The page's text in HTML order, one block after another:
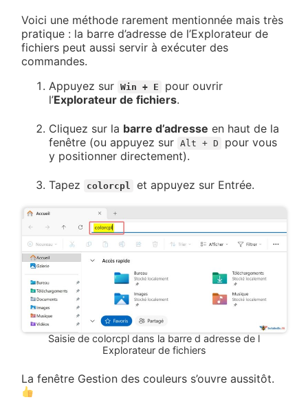
Voici une méthode rarement mentionnée mais très
pratique : la barre d’adresse de l’Explorateur de
fichiers peut aussi servir à exécuter des
commandes.
Appuyez sur
Win + E
pour ouvrir
l’Explorateur de fichiers.
Cliquez sur la barre d’adresse en haut de la
fenêtre (ou appuyez sur
Alt + D
pour vous
y positionner directement).
Tapez colorcpl et appuyez sur Entrée.
Saisie de colorcpl dans la barre d adresse de l
Explorateur de fichiers
La fenêtre Gestion des couleurs s’ouvre aussitôt.